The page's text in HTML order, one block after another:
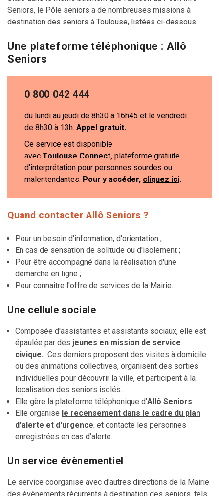
Seniors, le Pôle seniors a de nombreuses missions à
destination des seniors à Toulouse, listées ci-dessous.
Une plateforme téléphonique : Allô
Seniors
0 800 042 444
du lundi au jeudi de 8h30 à 16h45 et le vendredi
de 8h30 à 13h. Appel gratuit.
Ce service est disponible
avec Toulouse Connect, plateforme gratuite
d'interprétation pour personnes sourdes ou
malentendantes. Pour y accéder, cliquez ici.
Quand contacter Allô Seniors ?
Pour un besoin d'information, d'orientation ;
En cas de sensation de solitude ou d'isolement ;
Pour être accompagné dans la réalisation d'une
démarche en ligne ;
Pour connaître l'offre de services de la Mairie.
Une cellule sociale
Composée d'assistantes et assistants sociaux, elle est
épaulée par des jeunes en mission de service
civique. Ces derniers proposent des visites à domicile
ou des animations collectives, organisent des sorties
individuelles pour découvrir la ville, et participent à la
localisation des seniors isolés.
Elle gère la plateforme téléphonique d'Allô Seniors.
Elle organise le recensement dans le cadre du plan
d'alerte et d'urgence, et contacte les personnes
enregistrées en cas d'alerte.
Un service évènementiel
Le service coorganise avec d'autres directions de la Mairie
des évènements récurrents à destination des seniors, tels